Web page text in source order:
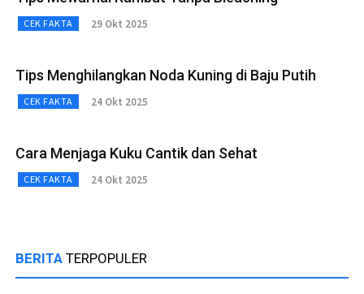
CEK FAKTA 29 Okt 2025
Tips Menghilangkan Noda Kuning di Baju Putih
CEK FAKTA 24 Okt 2025
Cara Menjaga Kuku Cantik dan Sehat
CEK FAKTA 24 Okt 2025
BERITA TERPOPULER